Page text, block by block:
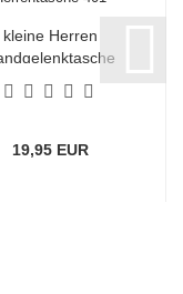
kleine Herren
19,95 EUR